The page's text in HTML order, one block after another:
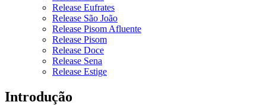
Release Eufrates
Release São João
Release Pisom Afluente
Release Pisom
Release Doce
Release Sena
Release Estige
Introdução